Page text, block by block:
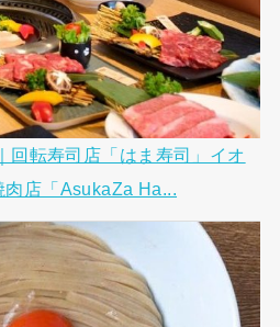
回転寿司店「はま寿司」イオ
肉店「AsukaZa Ha...